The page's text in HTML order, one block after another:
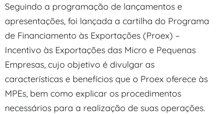
Seguindo a programação de lançamentos e
apresentações, foi lançada a cartilha do Programa
de Financiamento às Exportações (Proex) –
Incentivo às Exportações das Micro e Pequenas
Empresas, cujo objetivo é divulgar as
características e benefícios que o Proex oferece às
MPEs, bem como explicar os procedimentos
necessários para a realização de suas operações.